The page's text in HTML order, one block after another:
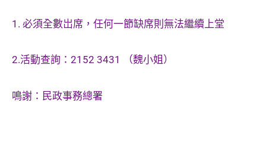
1. 必須全數岀席，任何一節缺席則無法繼續上堂
2.活動查詢： 2152 3431 （魏小姐）
鳴謝：民政事務總署